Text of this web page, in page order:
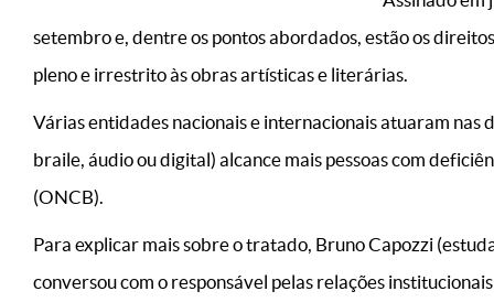
setembro e, dentre os pontos abordados, estão os
pleno e irrestrito às obras artísticas e literárias.
Várias entidades nacionais e internacionais atuaram nas
braile, áudio ou digital) alcance mais pessoas com
(ONCB).
Para explicar mais sobre o tratado, Bruno Capozzi
conversou com o responsável pelas relações